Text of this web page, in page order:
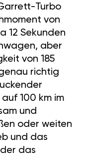
Turbo
von
12 Sekunden
aber
von 185
richtig
100 km im
und
oder weiten
und das
das